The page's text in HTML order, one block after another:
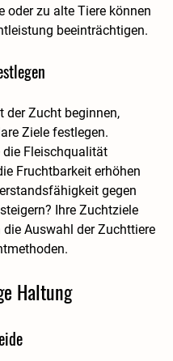
oder zu alte Tiere können
beeinträchtigen.
der Zucht beginnen,
Ziele festlegen.
die Fleischqualität
Fruchtbarkeit erhöhen
gegen
Ihre Zuchtziele
die Auswahl der Zuchttiere
Haltung